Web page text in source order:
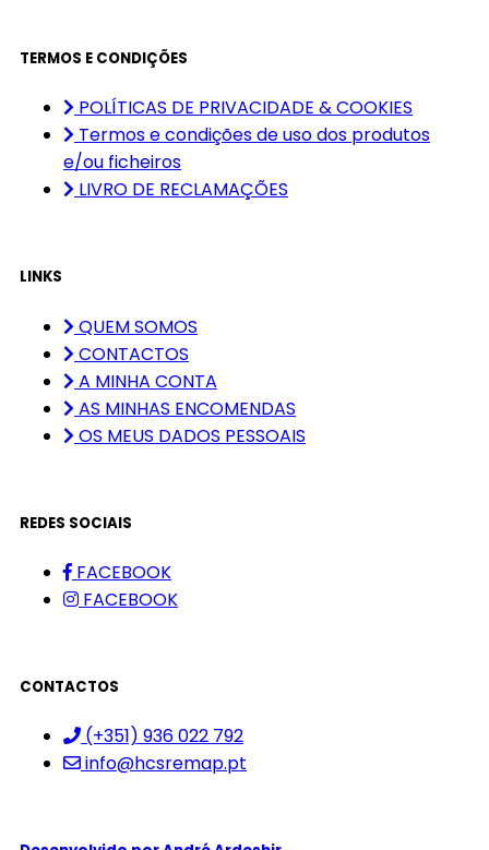
TERMOS E CONDIÇÕES
POLÍTICAS DE PRIVACIDADE & COOKIES
Termos e condições de uso dos produtos
e/ou ficheiros
LIVRO DE RECLAMAÇÕES
LINKS
QUEM SOMOS
CONTACTOS
A MINHA CONTA
AS MINHAS ENCOMENDAS
OS MEUS DADOS PESSOAIS
REDES SOCIAIS
FACEBOOK
FACEBOOK
CONTACTOS
(+351) 936 022 792
info@hcsremap.pt